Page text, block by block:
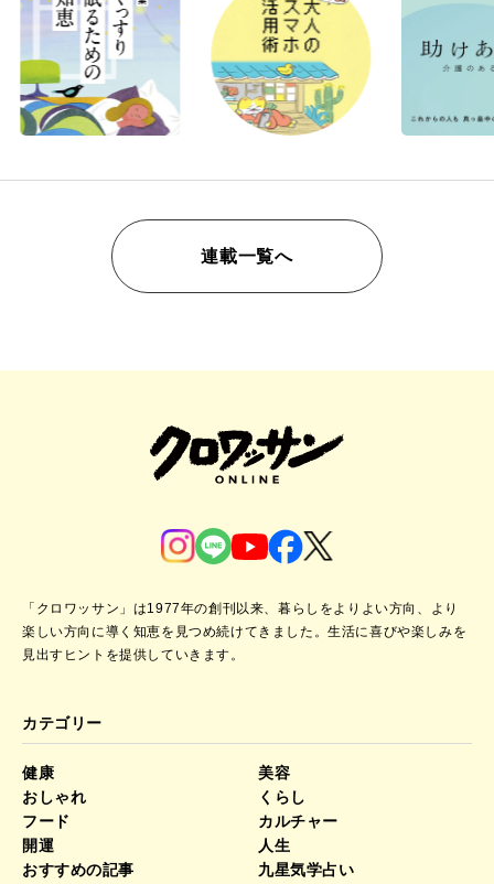
連載一覧へ
「クロワッサン」は1977年の創刊以来、暮らしをよりよい方向、より
楽しい方向に導く知恵を見つめ続けてきました。生活に喜びや楽しみを
見出すヒントを提供していきます。
カテゴリー
健康
美容
おしゃれ
くらし
フード
カルチャー
開運
人生
おすすめの記事
九星気学占い